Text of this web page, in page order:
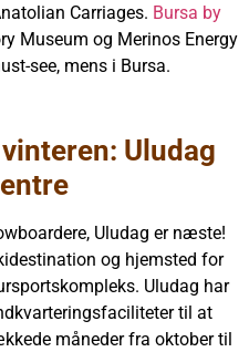
Carriages. Bursa by
Museum og Merinos Energy
see, mens i Bursa.
Uludag
Uludag er næste!
og hjemsted for
Uludag har
til at
måneder fra oktober til